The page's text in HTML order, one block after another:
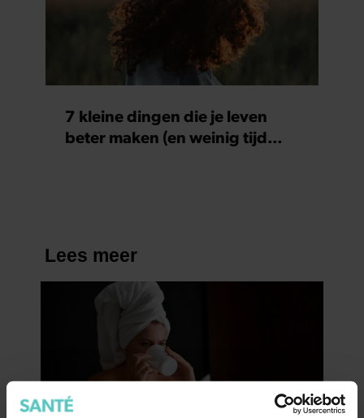
7 kleine dingen die je leven
beter maken (en weinig tijd